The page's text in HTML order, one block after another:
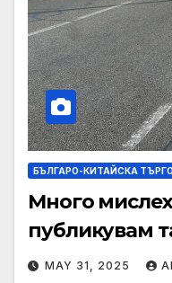
БЪЛГАРО-КИТАЙСКА
Много
публикувам
MAY 31, 2025